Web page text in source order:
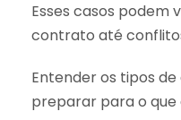
Esses casos podem
contrato até
Entender os tipos
preparar para o que